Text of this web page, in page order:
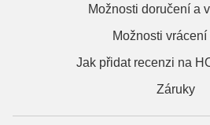
Možnosti doručení a
Možnosti
Jak přidat recenzi na
Záruky